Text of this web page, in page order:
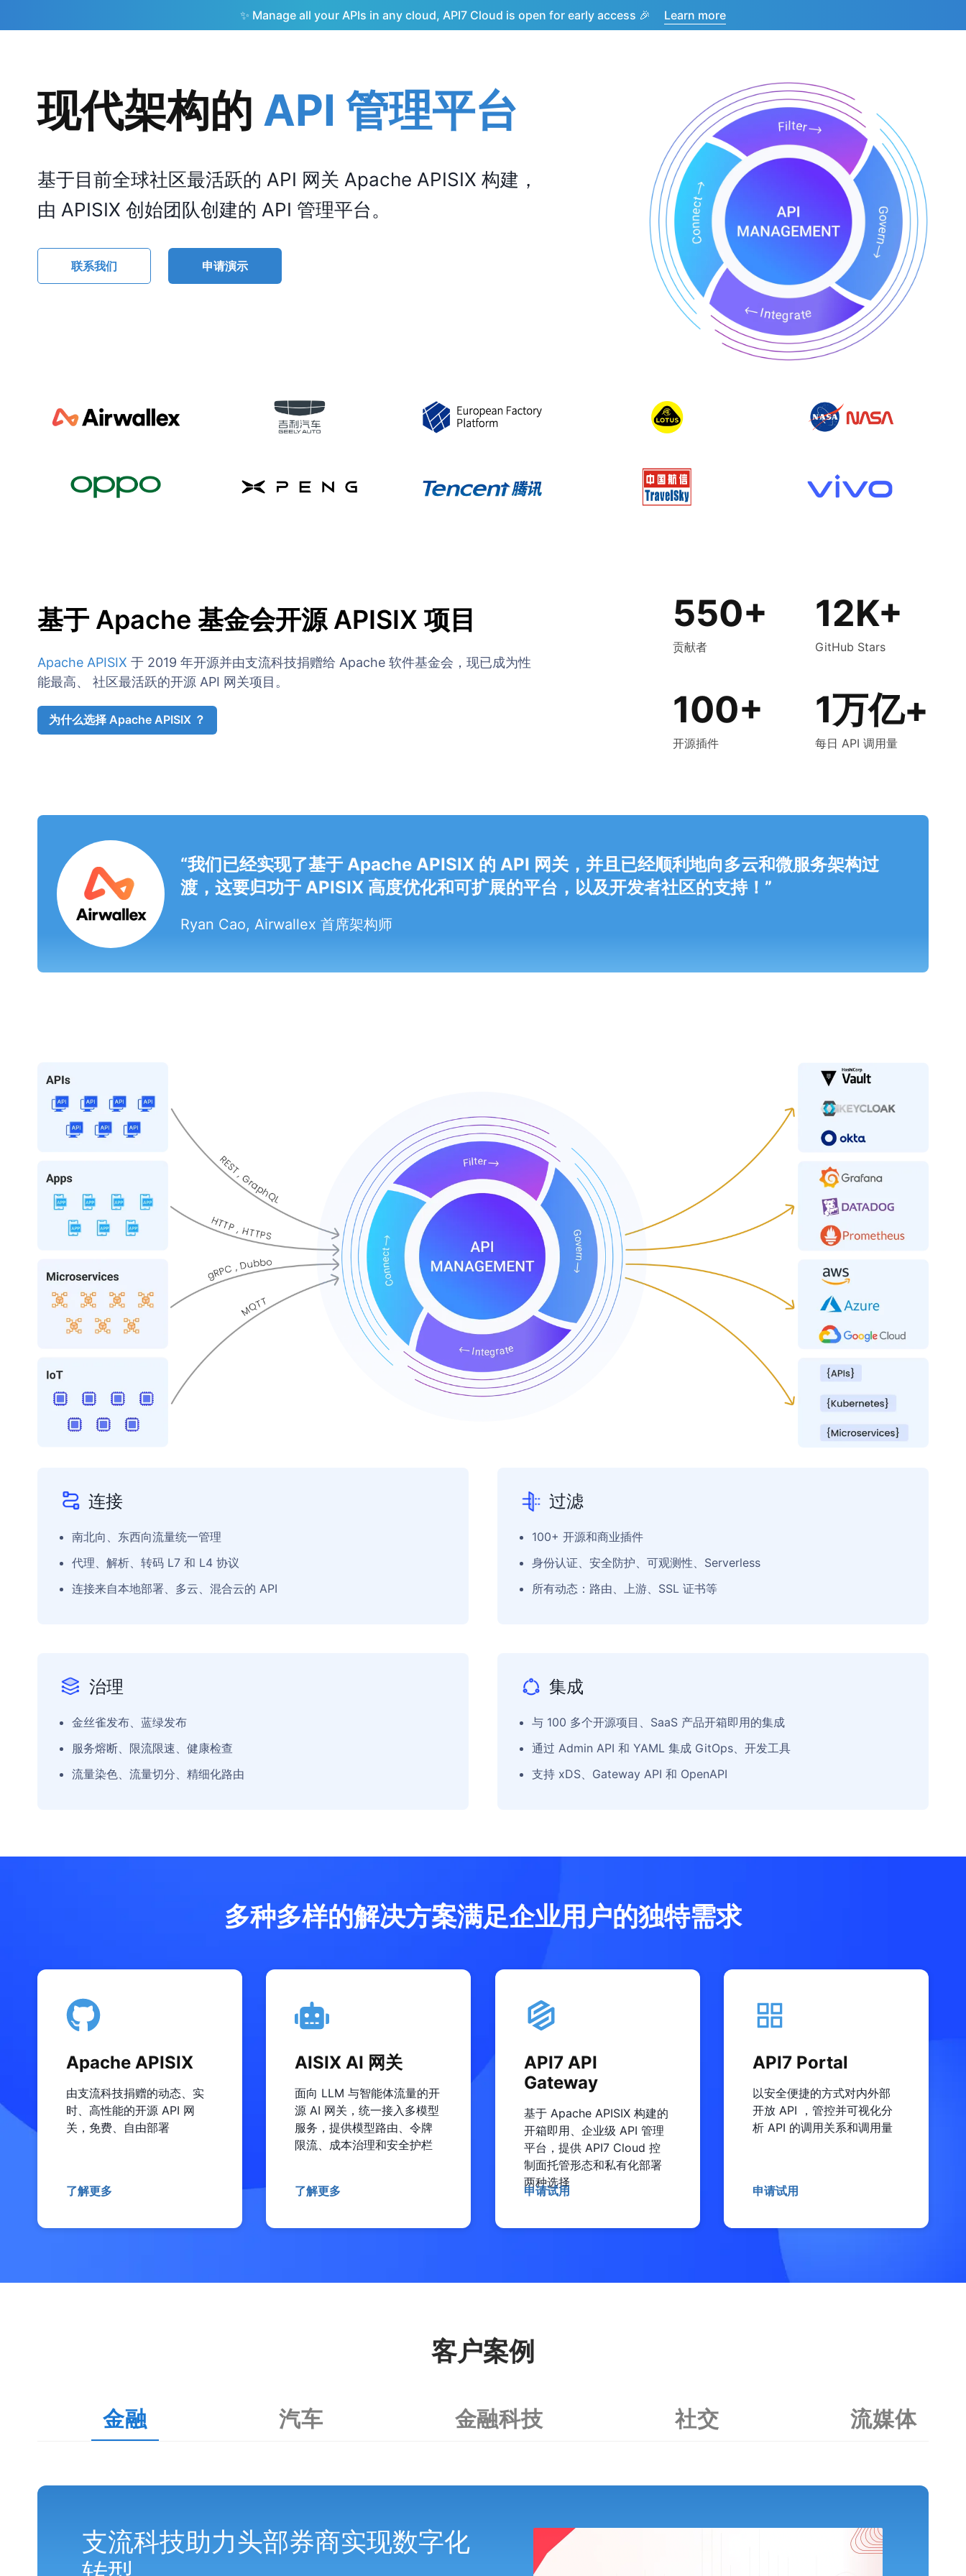
✨ Manage all your APIs in any cloud, API7 Cloud is open for early access 🎉 Learn more
现代架构的 API 管理平台
基于目前全球社区最活跃的 API 网关 Apache APISIX 构建，
由 APISIX 创始团队创建的 API 管理平台。
联系我们 申请演示
基于 Apache 基金会开源 APISIX 项目
Apache APISIX 于 2019 年开源并由支流科技捐赠给 Apache 软件基金会，现已成为性
能最高、 社区最活跃的开源 API 网关项目。
为什么选择 Apache APISIX ？
550+
贡献者
12K+
GitHub Stars
100+
开源插件
1万亿+
每日 API 调用量
“我们已经实现了基于 Apache APISIX 的 API 网关，并且已经顺利地向多云和微服务架构过
渡，这要归功于 APISIX 高度优化和可扩展的平台，以及开发者社区的支持！”
Ryan Cao, Airwallex 首席架构师
连接
南北向、东西向流量统一管理
代理、解析、转码 L7 和 L4 协议
连接来自本地部署、多云、混合云的 API
过滤
100+ 开源和商业插件
身份认证、安全防护、可观测性、Serverless
所有动态：路由、上游、SSL 证书等
治理
金丝雀发布、蓝绿发布
服务熔断、限流限速、健康检查
流量染色、流量切分、精细化路由
集成
与 100 多个开源项目、SaaS 产品开箱即用的集成
通过 Admin API 和 YAML 集成 GitOps、开发工具
支持 xDS、Gateway API 和 OpenAPI
多种多样的解决方案满足企业用户的独特需求
Apache APISIX
由支流科技捐赠的动态、实
时、高性能的开源 API 网
关，免费、自由部署
了解更多
AISIX AI 网关
面向 LLM 与智能体流量的开
源 AI 网关，统一接入多模型
服务，提供模型路由、令牌
限流、成本治理和安全护栏
了解更多
API7 API
Gateway
基于 Apache APISIX 构建的
开箱即用、企业级 API 管理
平台，提供 API7 Cloud 控
制面托管形态和私有化部署
两种选择
申请试用
API7 Portal
以安全便捷的方式对内外部
开放 API ，管控并可视化分
析 API 的调用关系和调用量
申请试用
客户案例
金融 汽车 金融科技 社交 流媒体
支流科技助力头部券商实现数字化